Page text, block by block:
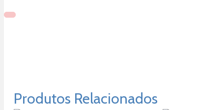
Produtos Relacionados